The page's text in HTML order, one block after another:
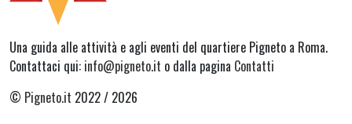
Una guida alle attività e agli eventi del quartiere Pigneto a Roma.
Contattaci qui: info@pigneto.it o dalla pagina Contatti
© Pigneto.it 2022 / 2026